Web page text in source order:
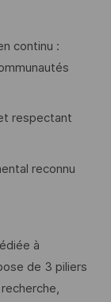
continu :
respectant
reconnu
à
de 3 piliers